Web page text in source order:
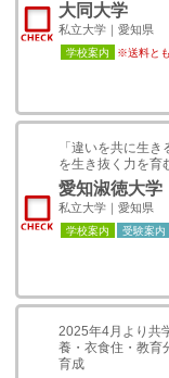
大同大学
私立大学｜愛知県
学校案内 ※送料と
「違いを共に生
を生き抜く力を育
愛知淑徳大学
私立大学｜愛知県
学校案内 受験案内
2025年4月より共
養・衣食住・教育
育成